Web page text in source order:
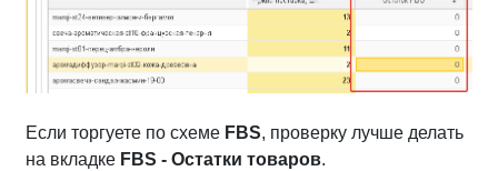
Если торгуете по схеме FBS, проверку лучше делать
на вкладке FBS - Остатки товаров.